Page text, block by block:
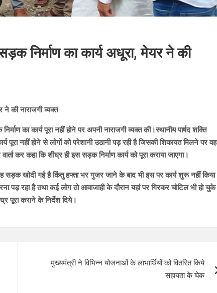
निर्माण का कार्य अधूरा, मेयर ने की
ने की नाराजगी व्यक्त
का कार्य पूरा नहीं होने पर अपनी नाराजगी व्यक्त की।स्थानीय पार्षद शक्ति
पूरा नहीं होने से लोगों को परेशानी उठानी पड़ रही है जिसकी शिकायत मिलने पर वह
कर कहा कि शीघ्र ही इस सड़क निर्माण कार्य को पूरा कराया जाएगा।
सड़क खोदी गई है किंतु हफ्ता भर गुजर जाने के बाद भी इस पर कार्य शुरू नहीं किया
रहा है तथा कई लोग तो आवाजाही के दौरान यहां पर गिरकर चोटिल भी हो चुके
पूरा कराने के निर्देश दिये।
मुख्यमंत्री ने विभिन्न योजनाओं के लाभार्थियों को वितरित किये
सहायता के चेक